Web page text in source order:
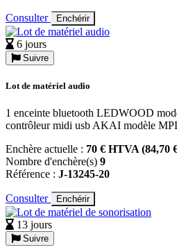
Consulter Enchérir
6 jours
Suivre
Lot de matériel audio
1 enceinte bluetooth LEDWOOD
contrôleur midi usb AKAI modèle
Enchère actuelle : 70 € HTVA (84,70
Nombre d'enchère(s) 9
Référence : J-13245-20
Consulter Enchérir
13 jours
Suivre